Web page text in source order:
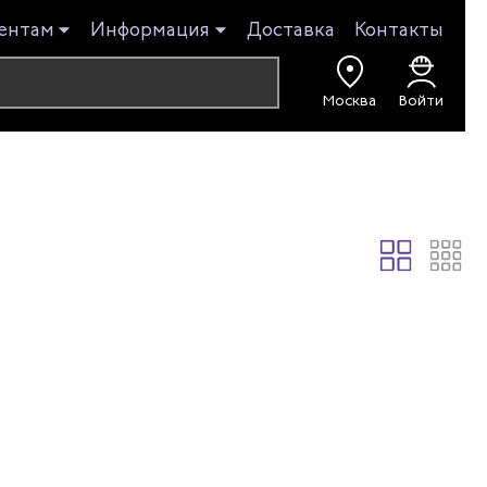
Информация Доставка Контакты
Москва Войти